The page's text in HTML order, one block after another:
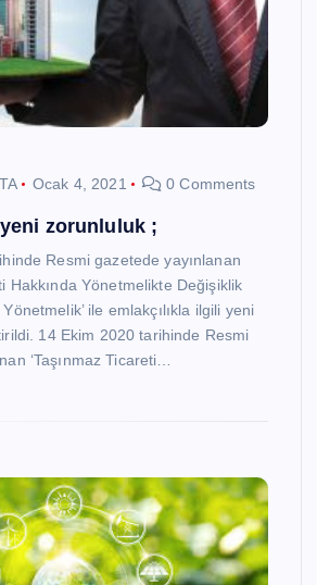
Ocak 4, 2021 0 Comments
yeni zorunluluk ;
Resmi gazetede yayınlanan
Hakkında Yönetmelikte Değişiklik
ile emlakçılıkla ilgili yeni
14 Ekim 2020 tarihinde Resmi
‘Taşınmaz Ticareti…